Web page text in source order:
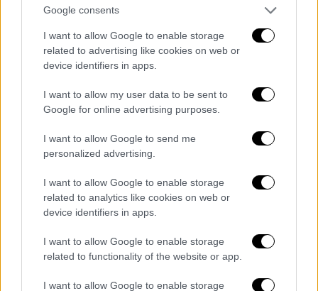
Google consents
I want to allow Google to enable storage
related to advertising like cookies on web or
device identifiers in apps.
I want to allow my user data to be sent to
Google for online advertising purposes.
I want to allow Google to send me
personalized advertising.
I want to allow Google to enable storage
related to analytics like cookies on web or
device identifiers in apps.
I want to allow Google to enable storage
related to functionality of the website or app.
I want to allow Google to enable storage
24.05.2026 23:07
Απομένουν 11,.2'' και η μπάλα στη Ρεάλ
Τάιμ άουτ ο Σκαριόλο.